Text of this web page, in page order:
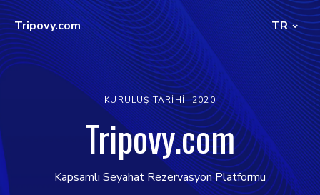
Tripovy.com TR
KURULUŞ TARIHI 2020
Tripovy.com
Kapsamlı Seyahat Rezervasyon Platformu